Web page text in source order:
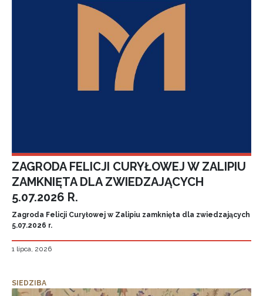
ZAGRODA FELICJI CURYŁOWEJ W ZALIPIU
ZAMKNIĘTA DLA ZWIEDZAJĄCYCH
5.07.2026 R.
Zagroda Felicji Curyłowej w Zalipiu zamknięta dla zwiedzających
5.07.2026 r.
1 lipca, 2026
SIEDZIBA